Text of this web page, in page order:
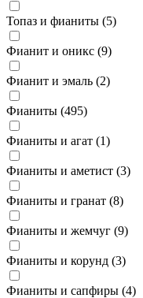
Топаз и фианиты (5)
Фианит и оникс (9)
Фианит и эмаль (2)
Фианиты (495)
Фианиты и агат (1)
Фианиты и аметист (3)
Фианиты и гранат (8)
Фианиты и жемчуг (9)
Фианиты и корунд (3)
Фианиты и сапфиры (4)